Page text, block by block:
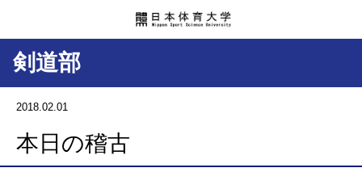
剣道部
2018.02.01
本日の稽古